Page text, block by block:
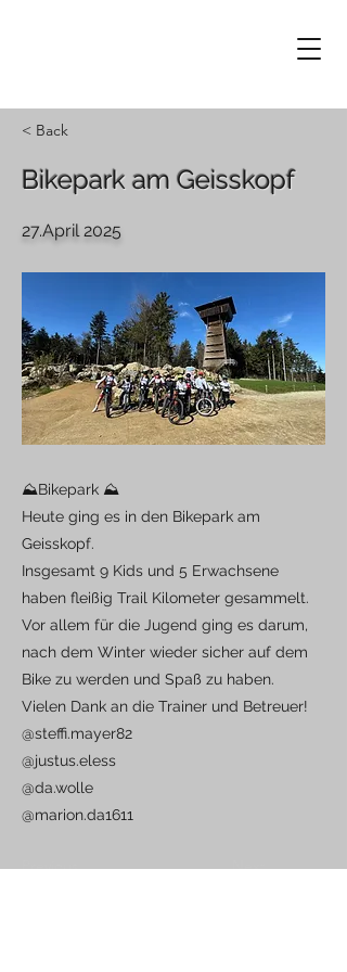
< Back
Bikepark am Geisskopf
27.April 2025
⛰️Bikepark ⛰️
Heute ging es in den Bikepark am
Geisskopf.
Insgesamt 9 Kids und 5 Erwachsene
haben fleißig Trail Kilometer gesammelt.
Vor allem für die Jugend ging es darum,
nach dem Winter wieder sicher auf dem
Bike zu werden und Spaß zu haben.
Vielen Dank an die Trainer und Betreuer!
@steffi.mayer82
@justus.eless
@da.wolle
@marion.da1611
Previous Next